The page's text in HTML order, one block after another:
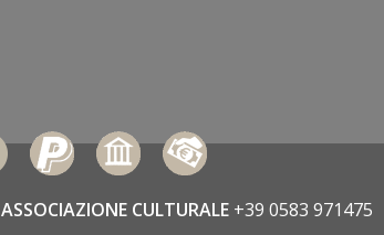
ASSOCIAZIONE CULTURALE +39 0583 971475